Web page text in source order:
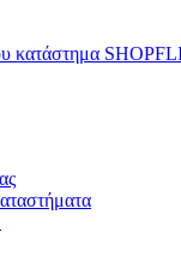
κατάστημα